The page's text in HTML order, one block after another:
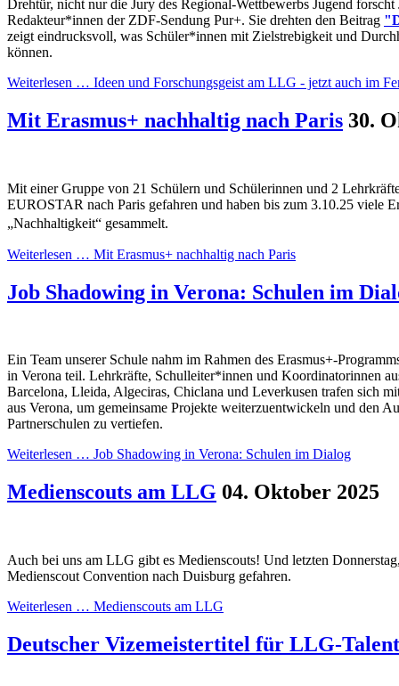
Drehtür, nicht nur die Jury des Regional-Wettbewerbs Jugend
Redakteur*innen der ZDF-Sendung Pur+. Sie drehten den Beitrag
zeigt eindrucksvoll, was Schüler*innen mit Zielstrebigkeit und
können.
Weiterlesen … Ideen und Forschungsgeist am LLG - jetzt auch im
Mit Erasmus+ nachhaltig nach Paris 30.
Mit einer Gruppe von 21 Schülern und Schülerinnen und 2
EUROSTAR nach Paris gefahren und haben bis zum 3.10.25 viele
„Nachhaltigkeit“ gesammelt.
Weiterlesen … Mit Erasmus+ nachhaltig nach Paris
Job Shadowing in Verona: Schulen im
Ein Team unserer Schule nahm im Rahmen des Erasmus+-
in Verona teil. Lehrkräfte, Schulleiter*innen und Koordinatorinnen
Barcelona, Lleida, Algeciras, Chiclana und Leverkusen trafen sich
aus Verona, um gemeinsame Projekte weiterzuentwickeln und den
Partnerschulen zu vertiefen.
Weiterlesen … Job Shadowing in Verona: Schulen im Dialog
Medienscouts am LLG 04. Oktober 2025
Auch bei uns am LLG gibt es Medienscouts! Und letzten
Medienscout Convention nach Duisburg gefahren.
Weiterlesen … Medienscouts am LLG
Deutscher Vizemeistertitel für LLG-